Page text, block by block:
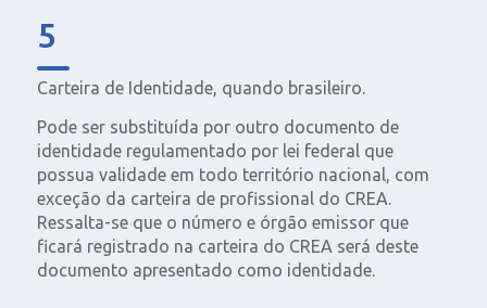
5
Carteira de Identidade, quando brasileiro.
Pode ser substituída por outro documento de
identidade regulamentado por lei federal que
possua validade em todo território nacional, com
exceção da carteira de profissional do CREA.
Ressalta-se que o número e órgão emissor que
ficará registrado na carteira do CREA será deste
documento apresentado como identidade.